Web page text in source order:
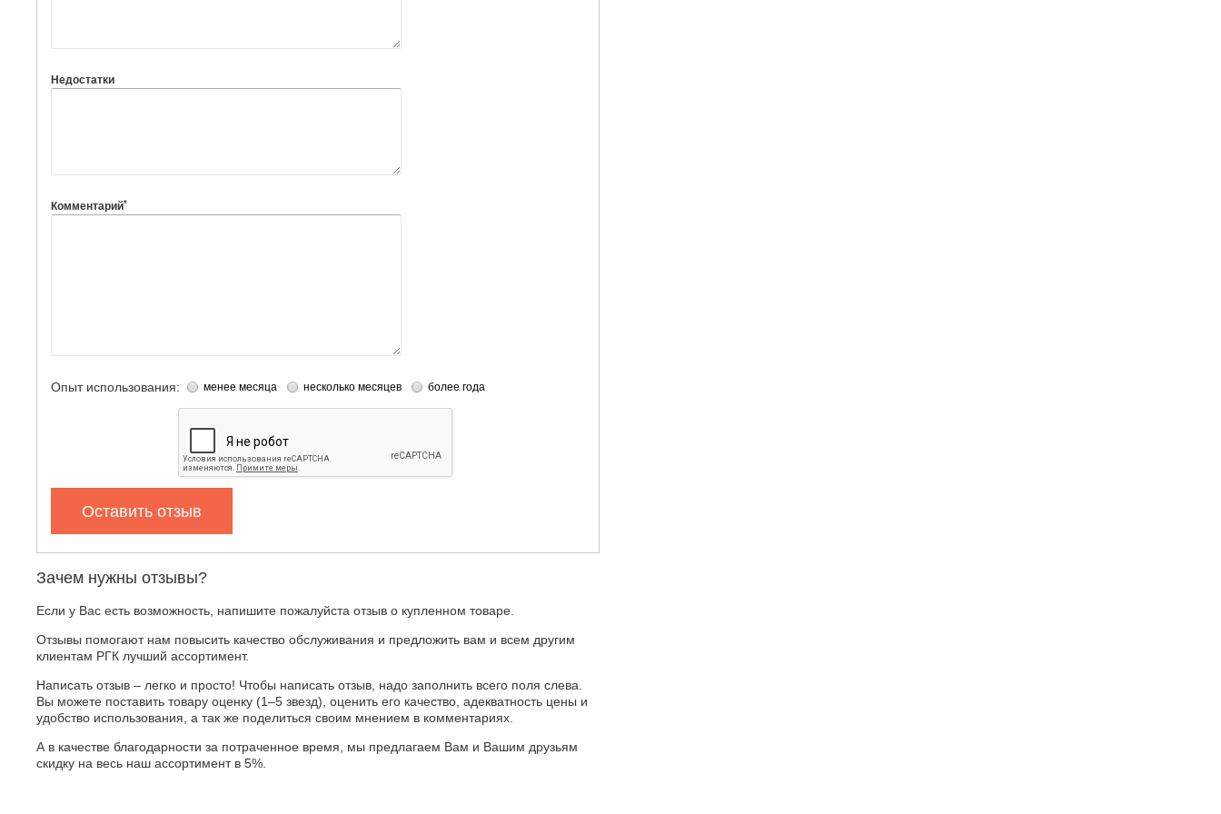
Недостатки
Комментарий*
Опыт использования: менее месяца несколько месяцев более года
Оставить отзыв
Зачем нужны отзывы?
Если у Вас есть возможность, напишите пожалуйста отзыв о купленном товаре.
Отзывы помогают нам повысить качество обслуживания и предложить вам и всем другим
клиентам РГК лучший ассортимент.
Написать отзыв – легко и просто! Чтобы написать отзыв, надо заполнить всего поля слева.
Вы можете поставить товару оценку (1–5 звезд), оценить его качество, адекватность цены и
удобство использования, а так же поделиться своим мнением в комментариях.
А в качестве благодарности за потраченное время, мы предлагаем Вам и Вашим друзьям
скидку на весь наш ассортимент в 5%.